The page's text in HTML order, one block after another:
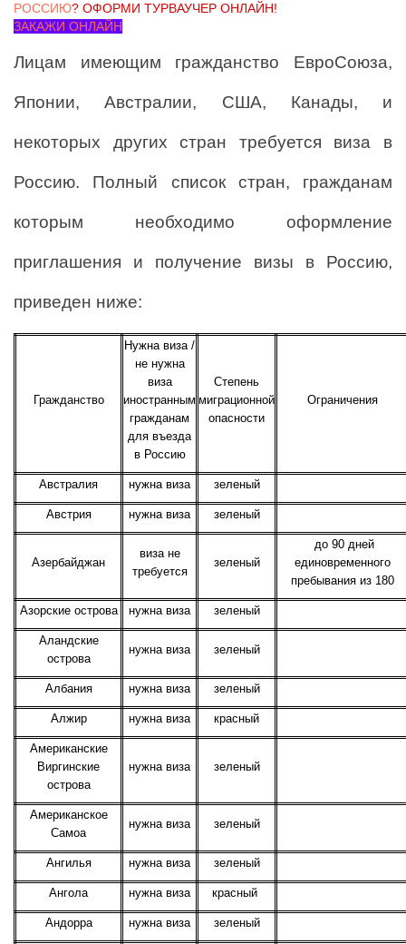
РОССИЮ? ОФОРМИ ТУРВАУЧЕР ОНЛАЙН!
ЗАКАЖИ ОНЛАЙН
Лицам имеющим гражданство ЕвроСоюза,
Японии, Австралии, США, Канады, и
некоторых других стран требуется виза в
Россию. Полный список стран, гражданам
которым необходимо оформление
приглашения и получение визы в Россию,
приведен ниже:
Гражданство
Нужна виза /
не нужна
виза
иностранным
гражданам
для въезда
в Россию
Степень
миграционной
опасности
Ограничения
Австралия нужна виза зеленый
Австрия нужна виза зеленый
Азербайджан
виза не
требуется
зеленый
до 90 дней
единовременного
пребывания из 180
Азорские острова нужна виза зеленый
Аландские
острова
нужна виза зеленый
Албания нужна виза зеленый
Алжир нужна виза красный
Американские
Виргинские
острова
нужна виза зеленый
Американское
Самоа
нужна виза зеленый
Ангилья нужна виза зеленый
Ангола нужна виза красный
Андорра нужна виза зеленый